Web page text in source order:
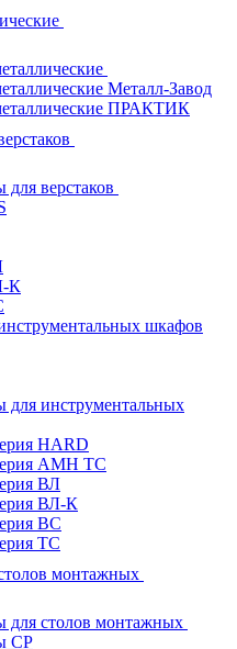
Металл-Завод
ПРАКТИК
верстаков
К
шкафов
для инструментальных
HARD
АМН ТС
ВЛ
ВЛ-К
ВС
ТС
монтажных
для столов монтажных
СР